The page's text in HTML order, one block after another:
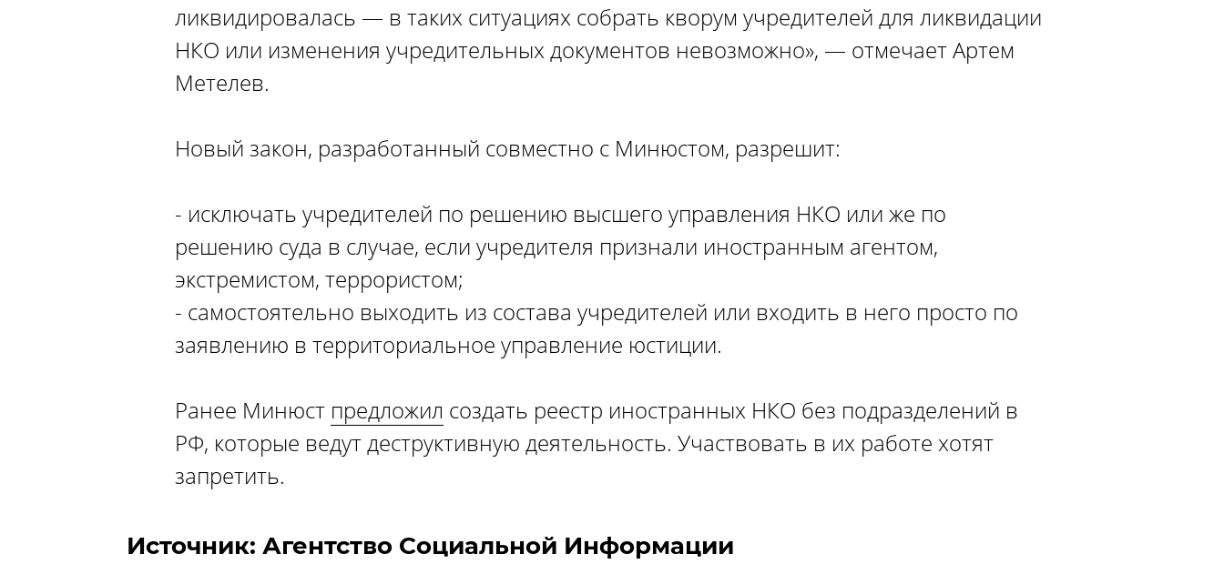
ликвидировалась — в таких ситуациях собрать кворум учредителей для ликвидации
НКО или изменения учредительных документов невозможно», — отмечает Артем
Метелев.
Новый закон, разработанный совместно с Минюстом, разрешит:
- исключать учредителей по решению высшего управления НКО или же по
решению суда в случае, если учредителя признали иностранным агентом,
экстремистом, террористом;
- самостоятельно выходить из состава учредителей или входить в него просто по
заявлению в территориальное управление юстиции.
Ранее Минюст предложил создать реестр иностранных НКО без подразделений в
РФ, которые ведут деструктивную деятельность. Участвовать в их работе хотят
запретить.
Источник: Агентство Социальной Информации